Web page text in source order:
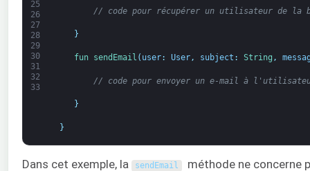
25
26
27
28
29
30
31
32
33
// code pour récupérer un utilisateur de la
}
fun sendEmail ( user: User, subject : String ,
// code pour envoyer un e-mail à
}
}
Dans cet exemple, la sendEmail méthode ne concerne